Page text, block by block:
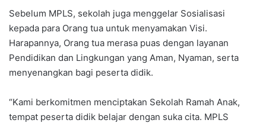
Sebelum MPLS, sekolah juga menggelar Sosialisasi
kepada para Orang tua untuk menyamakan Visi.
Harapannya, Orang tua merasa puas dengan layanan
Pendidikan dan Lingkungan yang Aman, Nyaman, serta
menyenangkan bagi peserta didik.
“Kami berkomitmen menciptakan Sekolah Ramah Anak,
tempat peserta didik belajar dengan suka cita. MPLS